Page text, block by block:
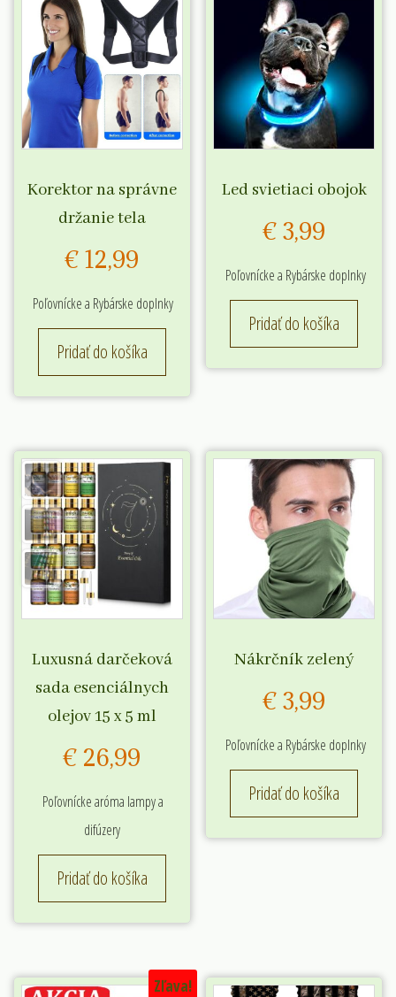
Korektor na správne
držanie tela
€ 12,99
Poľovnícke a Rybárske doplnky
Pridať do košíka
Led svietiaci obojok
€ 3,99
Poľovnícke a Rybárske doplnky
Pridať do košíka
Luxusná darčeková
sada esenciálnych
olejov 15 x 5 ml
€ 26,99
Poľovnícke aróma lampy a
difúzery
Pridať do košíka
Nákrčník zelený
€ 3,99
Poľovnícke a Rybárske doplnky
Pridať do košíka
Zľava!